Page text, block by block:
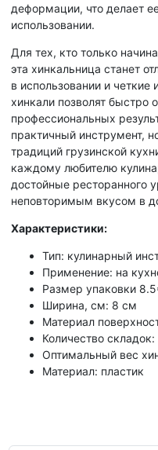
деформации, что делает
использовании.
Для тех, кто только
эта хинкальница станет
в использовании и
хинкали позволят быстро
профессиональных
практичный инструмент,
традиций грузинской
каждому любителю
достойные ресторанного
неповторимым вкусом в
Характеристики:
Тип: кулинарный
Применение: на
Размер упаковки
Ширина, см: 8 см
Материал
Количество
Оптимальный вес
Материал: пластик